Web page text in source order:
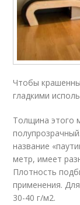
Чтобы
гладкими
Толщина этого
название
метр, имеет
Плотность
применения.
30-40 г/м2.